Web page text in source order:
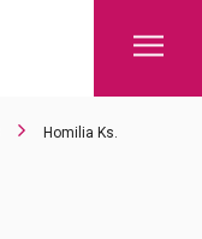
Homilia Ks.